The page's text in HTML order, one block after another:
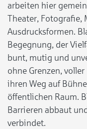
arbeiten hier
Theater, Fotografie,
Ausdrucksformen.
Begegnung, der
bunt, mutig und
ohne Grenzen,
ihren Weg auf
öffentlichen Raum.
Barrieren abbaut
verbindet.